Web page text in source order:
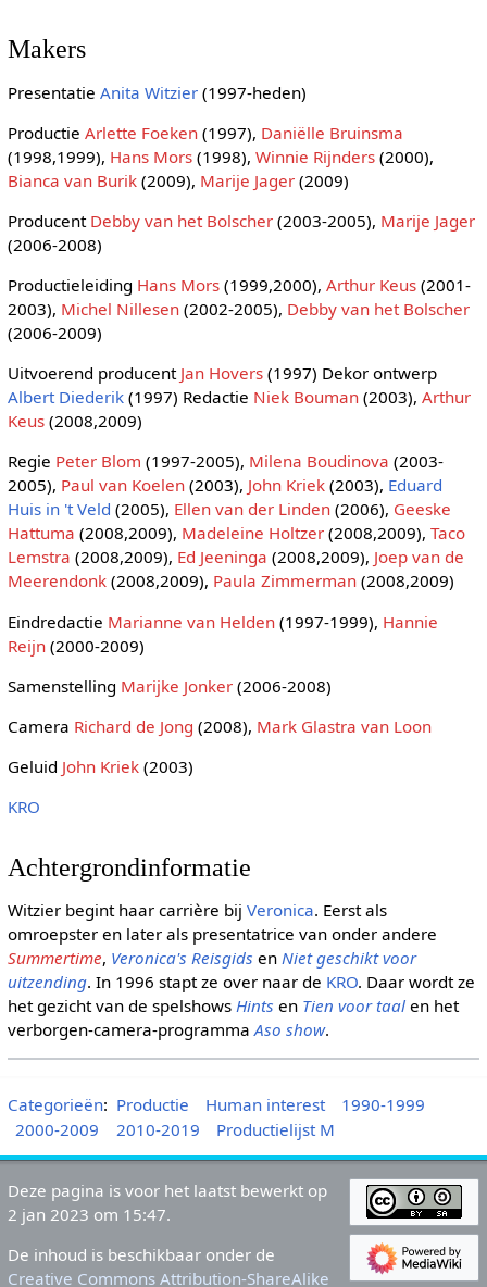
Makers
Presentatie Anita Witzier(1997-heden)
Productie Arlette Foeken(1997), Daniëlle Bruinsma
(1998,1999), Hans Mors(1998), Winnie Rijnders(2000),
Bianca van Burik(2009), Marije Jager(2009)
Producent Debby van het Bolscher(2003-2005), Marije Jager
(2006-2008)
Productieleiding Hans Mors(1999,2000), Arthur Keus(2001-
2003), Michel Nillesen(2002-2005), Debby van het Bolscher
(2006-2009)
Uitvoerend producent Jan Hovers(1997) Dekor ontwerp
Albert Diederik(1997) Redactie Niek Bouman(2003), Arthur
Keus(2008,2009)
Regie Peter Blom (1997-2005), Milena Boudinova (2003-
2005), Paul van Koelen(2003), John Kriek(2003), Eduard
Huis in 't Veld (2005), Ellen van der Linden(2006), Geeske
Hattuma (2008,2009), Madeleine Holtzer(2008,2009), Taco
Lemstra (2008,2009), Ed Jeeninga (2008,2009), Joep van de
Meerendonk(2008,2009), Paula Zimmerman(2008,2009)
Eindredactie Marianne van Helden(1997-1999), Hannie
Reijn(2000-2009)
Samenstelling Marijke Jonker(2006-2008)
Camera Richard de Jong (2008), Mark Glastra van Loon
Geluid John Kriek(2003)
KRO
Achtergrondinformatie
Witzier begint haar carrière bij Veronica. Eerst als
omroepster en later als presentatrice van onder andere
Summertime, Veronica's Reisgids en Niet geschikt voor
uitzending. In 1996 stapt ze over naar de KRO. Daar wordt ze
het gezicht van de spelshows Hints en Tien voor taalen het
verborgen-camera-programmaAso show.
Categorieën: Productie Human interest
1990-1999
2000-2009
2010-2019 Productielijst M
Deze pagina is voor het laatst bewerkt op
2 jan 2023 om 15:47.
De inhoud is beschikbaar onder de
Creative Commons Attribution-ShareAlike